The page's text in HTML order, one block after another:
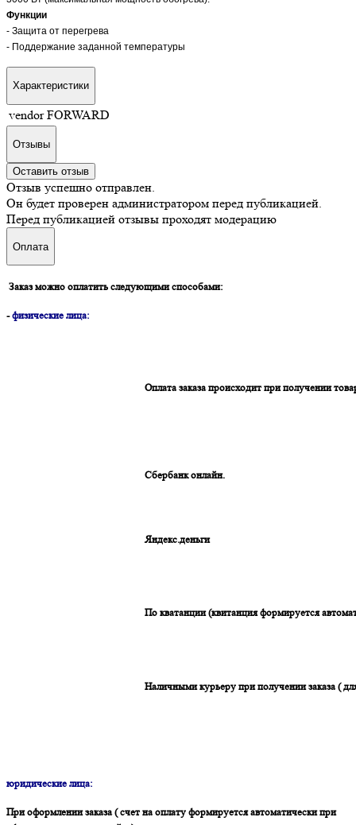
Функции
- Защита от перегрева
- Поддержание заданной температуры
Характеристики
vendor FORWARD
Отзывы
Оставить отзыв
Отзыв успешно отправлен.
Он будет проверен администратором перед публикацией.
Перед публикацией отзывы проходят модерацию
Оплата
Заказ можно оплатить следующими способами:
-физические лица:
Оплата заказа происходит при получении
Сбербанк онлайн.
Яндекс.деньги
По кватанции (квитанция формируется
Наличными курьеру при получении заказа (
юридические лица:
При оформлении заказа ( счет на оплату формируется автоматически при